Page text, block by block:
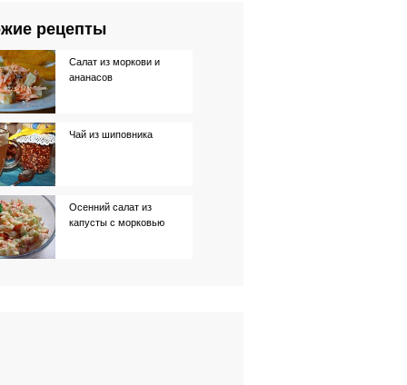
рецепты
Салат из моркови и
ананасов
Чай из шиповника
Осенний салат из
капусты с морковью